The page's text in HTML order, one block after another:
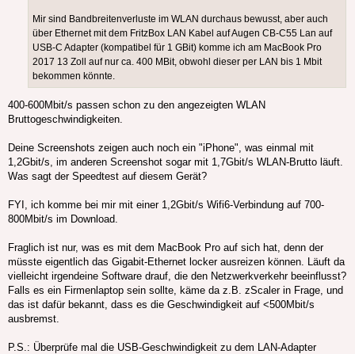
Mir sind Bandbreitenverluste im WLAN durchaus bewusst, aber auch
über Ethernet mit dem FritzBox LAN Kabel auf Augen CB-C55 Lan auf
USB-C Adapter (kompatibel für 1 GBit) komme ich am MacBook Pro
2017 13 Zoll auf nur ca. 400 MBit, obwohl dieser per LAN bis 1 Mbit
bekommen könnte.
400-600Mbit/s passen schon zu den angezeigten WLAN
Bruttogeschwindigkeiten.
Deine Screenshots zeigen auch noch ein "iPhone", was einmal mit
1,2Gbit/s, im anderen Screenshot sogar mit 1,7Gbit/s WLAN-Brutto läuft.
Was sagt der Speedtest auf diesem Gerät?
FYI, ich komme bei mir mit einer 1,2Gbit/s Wifi6-Verbindung auf 700-
800Mbit/s im Download.
Fraglich ist nur, was es mit dem MacBook Pro auf sich hat, denn der
müsste eigentlich das Gigabit-Ethernet locker ausreizen können. Läuft da
vielleicht irgendeine Software drauf, die den Netzwerkverkehr beeinflusst?
Falls es ein Firmenlaptop sein sollte, käme da z.B. zScaler in Frage, und
das ist dafür bekannt, dass es die Geschwindigkeit auf <500Mbit/s
ausbremst.
P.S.: Überprüfe mal die USB-Geschwindigkeit zu dem LAN-Adapter